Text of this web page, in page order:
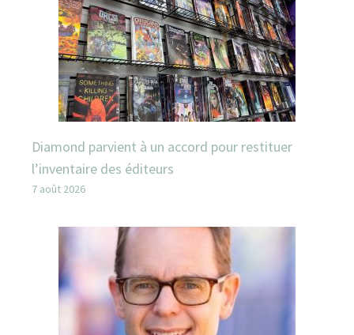
Diamond parvient à un accord pour restituer
l’inventaire des éditeurs
7 août 2026